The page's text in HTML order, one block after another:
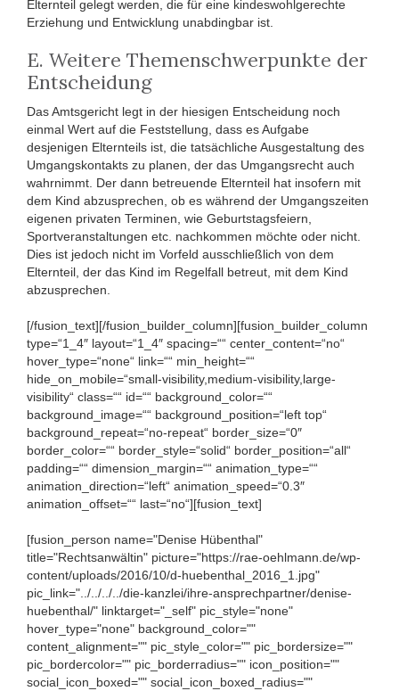
Elternteil gelegt werden, die für eine kindeswohlgerechte
Erziehung und Entwicklung unabdingbar ist.
E. Weitere Themenschwerpunkte der
Entscheidung
Das Amtsgericht legt in der hiesigen Entscheidung noch
einmal Wert auf die Feststellung, dass es Aufgabe
desjenigen Elternteils ist, die tatsächliche Ausgestaltung des
Umgangskontakts zu planen, der das Umgangsrecht auch
wahrnimmt. Der dann betreuende Elternteil hat insofern mit
dem Kind abzusprechen, ob es während der Umgangszeiten
eigenen privaten Terminen, wie Geburtstagsfeiern,
Sportveranstaltungen etc. nachkommen möchte oder nicht.
Dies ist jedoch nicht im Vorfeld ausschließlich von dem
Elternteil, der das Kind im Regelfall betreut, mit dem Kind
abzusprechen.
[/fusion_text][/fusion_builder_column][fusion_builder_column
type=“1_4″ layout=“1_4″ spacing=““ center_content=“no“
hover_type=“none“ link=““ min_height=““
hide_on_mobile=“small-visibility,medium-visibility,large-
visibility“ class=““ id=““ background_color=““
background_image=““ background_position=“left top“
background_repeat=“no-repeat“ border_size=“0″
border_color=““ border_style=“solid“ border_position=“all“
padding=““ dimension_margin=““ animation_type=““
animation_direction=“left“ animation_speed=“0.3″
animation_offset=““ last=“no“][fusion_text]
[fusion_person name="Denise Hübenthal"
title="Rechtsanwältin" picture="https://rae-oehlmann.de/wp-
content/uploads/2016/10/d-huebenthal_2016_1.jpg"
pic_link="../../../../die-kanzlei/ihre-ansprechpartner/denise-
huebenthal/" linktarget="_self" pic_style="none"
hover_type="none" background_color=""
content_alignment="" pic_style_color="" pic_bordersize=""
pic_bordercolor="" pic_borderradius="" icon_position=""
social_icon_boxed="" social_icon_boxed_radius=""